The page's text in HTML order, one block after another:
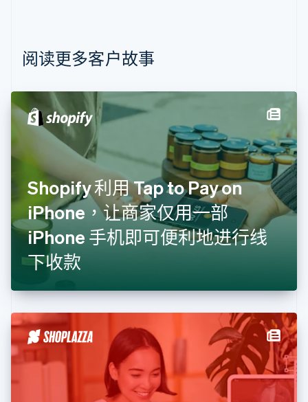
阅读更多客户故事
Shopify 利用 Tap to Pay on
iPhone，让商家仅用一部
iPhone 手机即可便利地进行线
下收款
Nederlands Français Deutsch
波兰
丹麦
English
德国
Deutsch English
English
芬兰
EnglishSvenska
荷兰
Nederlands English
加拿大
Français
捷克
克罗地亚
拉脱维亚
English
立陶宛
English